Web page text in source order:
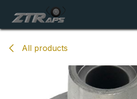
All products